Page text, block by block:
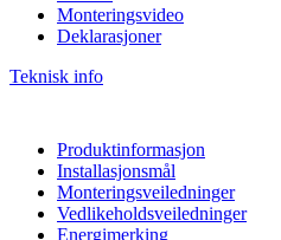
Monteringsvideo
Deklarasjoner
Teknisk info
Produktinformasjon
Installasjonsmål
Monteringsveiledninger
Vedlikeholdsveiledninger
Energimerking